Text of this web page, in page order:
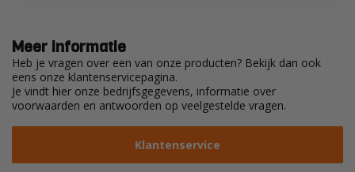
Meer informatie
Heb je vragen over een van onze producten? Bekijk dan ook
eens onze klantenservicepagina.
Je vindt hier onze bedrijfsgegevens, informatie over
voorwaarden en antwoorden op veelgestelde vragen.
Klantenservice